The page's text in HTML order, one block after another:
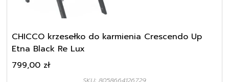
CHICCO krzesełko do karmienia Crescendo Up
Etna Black Re Lux
799,00 zł